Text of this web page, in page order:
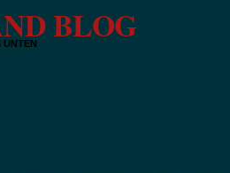
BLOG
UNTEN